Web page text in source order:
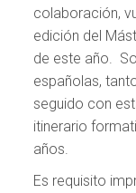
colaboración,
edición del
de este año.
españolas,
seguido con
itinerario
años.
Es requisito